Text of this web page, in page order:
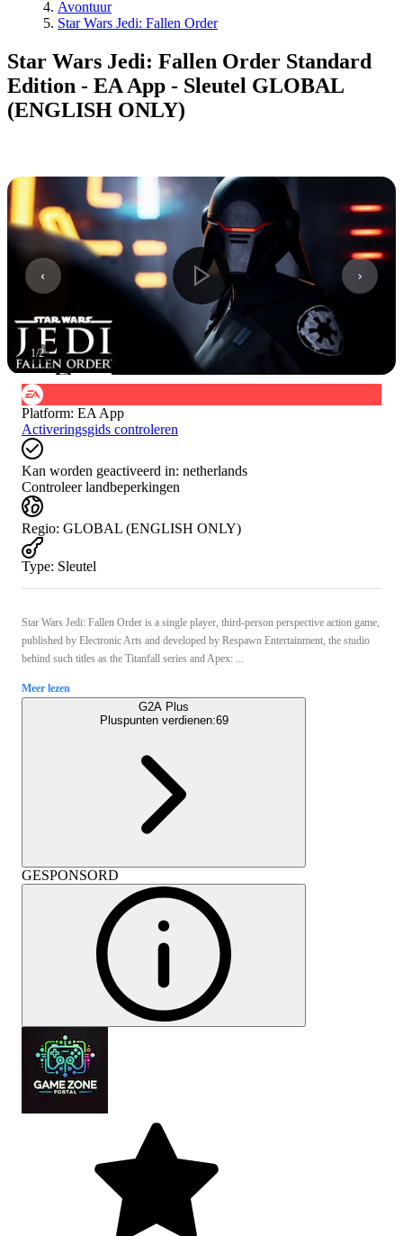
Avontuur
Star Wars Jedi: Fallen Order
Star Wars Jedi: Fallen Order Standard
Edition - EA App - Sleutel GLOBAL
(ENGLISH ONLY)
1/2
Platform: EA App
Activeringsgids controleren
Kan worden geactiveerd in: netherlands
Controleer landbeperkingen
Regio: GLOBAL (ENGLISH ONLY)
Type: Sleutel
Star Wars Jedi: Fallen Order is a single player, third-person perspective action game,
published by Electronic Arts and developed by Respawn Entertainment, the studio
behind such titles as the Titanfall series and Apex: ...
Meer lezen
G2A Plus
Pluspunten verdienen:69
GESPONSORD